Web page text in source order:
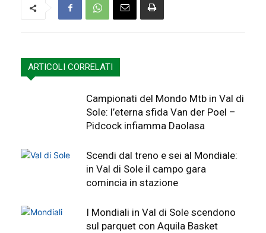
ARTICOLI CORRELATI
Campionati del Mondo Mtb in Val di
Sole: l’eterna sfida Van der Poel –
Pidcock infiamma Daolasa
Scendi dal treno e sei al Mondiale:
in Val di Sole il campo gara
comincia in stazione
I Mondiali in Val di Sole scendono
sul parquet con Aquila Basket